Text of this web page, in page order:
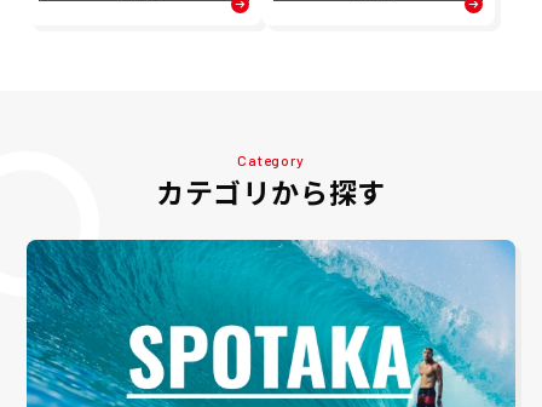
Category
カテゴリから探す